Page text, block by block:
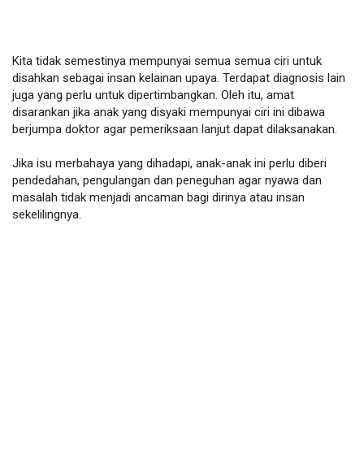
Kita tidak semestinya mempunyai semua semua ciri untuk
disahkan sebagai insan kelainan upaya. Terdapat diagnosis lain
juga yang perlu untuk dipertimbangkan. Oleh itu, amat
disarankan jika anak yang disyaki mempunyai ciri ini dibawa
berjumpa doktor agar pemeriksaan lanjut dapat dilaksanakan.
Jika isu merbahaya yang dihadapi, anak-anak ini perlu diberi
pendedahan, pengulangan dan peneguhan agar nyawa dan
masalah tidak menjadi ancaman bagi dirinya atau insan